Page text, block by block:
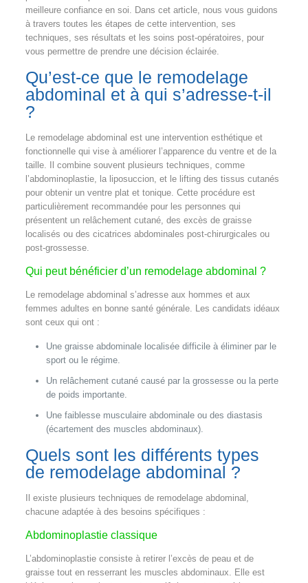
meilleure confiance en soi. Dans cet article, nous vous guidons
à travers toutes les étapes de cette intervention, ses
techniques, ses résultats et les soins post-opératoires, pour
vous permettre de prendre une décision éclairée.
Qu’est-ce que le remodelage
abdominal et à qui s’adresse-t-il
?
Le remodelage abdominal est une intervention esthétique et
fonctionnelle qui vise à améliorer l’apparence du ventre et de la
taille. Il combine souvent plusieurs techniques, comme
l’abdominoplastie, la liposuccion, et le lifting des tissus cutanés
pour obtenir un ventre plat et tonique. Cette procédure est
particulièrement recommandée pour les personnes qui
présentent un relâchement cutané, des excès de graisse
localisés ou des cicatrices abdominales post-chirurgicales ou
post-grossesse.
Qui peut bénéficier d’un remodelage abdominal ?
Le remodelage abdominal s’adresse aux hommes et aux
femmes adultes en bonne santé générale. Les candidats idéaux
sont ceux qui ont :
Une graisse abdominale localisée difficile à éliminer par le
sport ou le régime.
Un relâchement cutané causé par la grossesse ou la perte
de poids importante.
Une faiblesse musculaire abdominale ou des diastasis
(écartement des muscles abdominaux).
Quels sont les différents types
de remodelage abdominal ?
Il existe plusieurs techniques de remodelage abdominal,
chacune adaptée à des besoins spécifiques :
Abdominoplastie classique
L’abdominoplastie consiste à retirer l’excès de peau et de
graisse tout en resserrant les muscles abdominaux. Elle est